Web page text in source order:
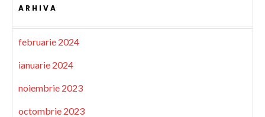
ARHIVA
februarie 2024
ianuarie 2024
noiembrie 2023
octombrie 2023